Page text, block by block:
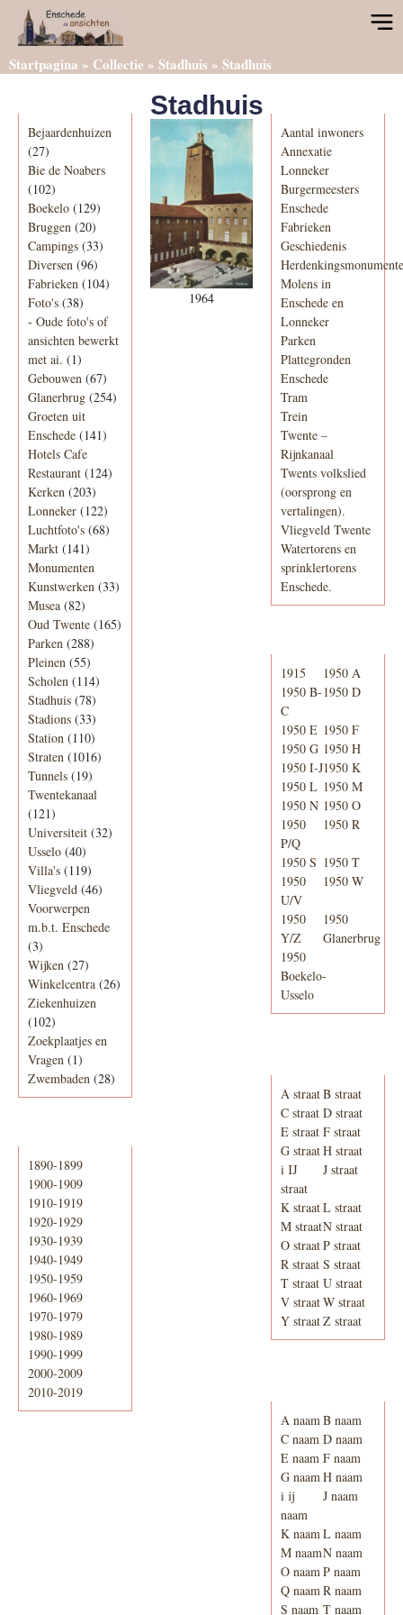
Startpagina » Collectie » Stadhuis» Stadhuis
Bejaardenhuizen
(27)
Bie de Noabers
(102)
Boekelo (129)
Bruggen (20)
Campings (33)
Diversen (96)
Fabrieken (104)
Foto's (38)
- Oude foto's of
ansichten bewerkt
met ai. (1)
Gebouwen (67)
Glanerbrug (254)
Groeten uit
Enschede (141)
Hotels Cafe
Restaurant (124)
Kerken (203)
Lonneker (122)
Luchtfoto's (68)
Markt (141)
Monumenten
Kunstwerken (33)
Musea (82)
Oud Twente (165)
Parken (288)
Pleinen (55)
Scholen (114)
Stadhuis (78)
Stadions (33)
Station (110)
Straten (1016)
Tunnels (19)
Twentekanaal
(121)
Universiteit (32)
Usselo (40)
Villa's (119)
Vliegveld (46)
Voorwerpen
m.b.t. Enschede
(3)
Wijken (27)
Winkelcentra (26)
Ziekenhuizen
(102)
Zoekplaatjes en
Vragen (1)
Zwembaden (28)
1890-1899
1900-1909
1910-1919
1920-1929
1930-1939
1940-1949
1950-1959
1960-1969
1970-1979
1980-1989
1990-1999
2000-2009
2010-2019
Stadhuis
1964
Aantal inwoners
Annexatie
Lonneker
Burgermeesters
Enschede
Fabrieken
Geschiedenis
Molens in
Enschede en
Lonneker
Parken
Plattegronden
Enschede
Tram
Trein
Twente –
Rijnkanaal
Twents volkslied
(oorsprong en
vertalingen).
Vliegveld Twente
Watertorens en
sprinklertorens
Enschede.
1915
1950 A
1950 B-
C
1950 D
1950 E 1950 F
1950 G 1950 H
1950 I-J1950 K
1950 L 1950 M
1950 N 1950 O
1950
P/Q
1950 R
1950 S 1950 T
1950
U/V
1950 W
1950
Y/Z
1950
Glanerbrug
1950
Boekelo-
Usselo
A straatB straat
C straat D straat
E straat F straat
G straatH straat
i IJ
straat
J straat
K straatL straat
M straatN straat
O straatP straat
R straat S straat
T straat U straat
V straatW straat
Y straatZ straat
A naamB naam
C naam D naam
E naam F naam
G naamH naam
i ij
naam
J naam
K naamL naam
M naamN naam
O naamP naam
Q naamR naam
S naam T naam